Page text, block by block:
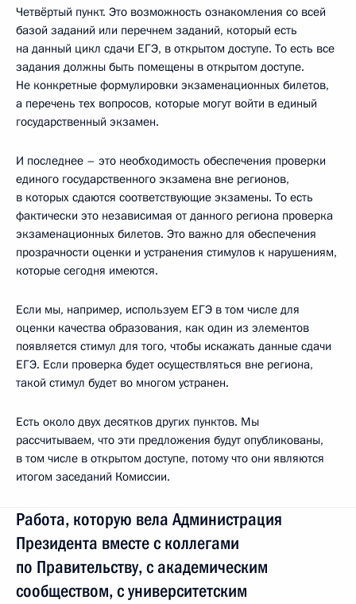
Четвёртый пункт. Это возможность ознакомления со всей
базой заданий или перечнем заданий, который есть
на данный цикл сдачи ЕГЭ, в открытом доступе. То есть все
задания должны быть помещены в открытом доступе.
Не конкретные формулировки экзаменационных билетов,
а перечень тех вопросов, которые могут войти в единый
государственный экзамен.
И последнее – это необходимость обеспечения проверки
единого государственного экзамена вне регионов,
в которых сдаются соответствующие экзамены. То есть
фактически это независимая от данного региона проверка
экзаменационных билетов. Это важно для обеспечения
прозрачности оценки и устранения стимулов к нарушениям,
которые сегодня имеются.
Если мы, например, используем ЕГЭ в том числе для
оценки качества образования, как один из элементов
появляется стимул для того, чтобы искажать данные сдачи
ЕГЭ. Если проверка будет осуществляться вне региона,
такой стимул будет во многом устранен.
Есть около двух десятков других пунктов. Мы
рассчитываем, что эти предложения будут опубликованы,
в том числе в открытом доступе, потому что они являются
итогом заседаний Комиссии.
Работа, которую вела Администрация
Президента вместе с коллегами
по Правительству, с академическим
сообществом, с университетским